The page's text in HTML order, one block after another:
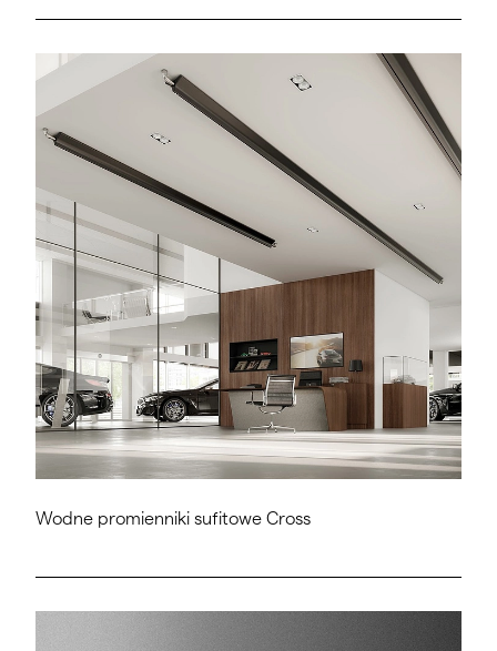
Wodne promienniki sufitowe Cross